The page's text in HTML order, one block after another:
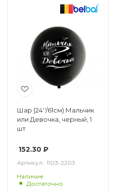
Шар (24''/61см) Мальчик
или Девочка, черный, 1
шт
152.30 ₽
Артикул: 1103-2203
Наличие
Достаточно